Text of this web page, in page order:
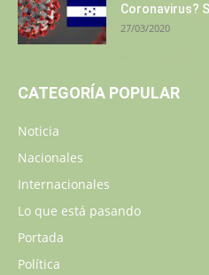
Coronavirus?
27/03/2020
CATEGORÍA POPULAR
Noticia
Nacionales
Internacionales
Lo que está pasando
Portada
Política